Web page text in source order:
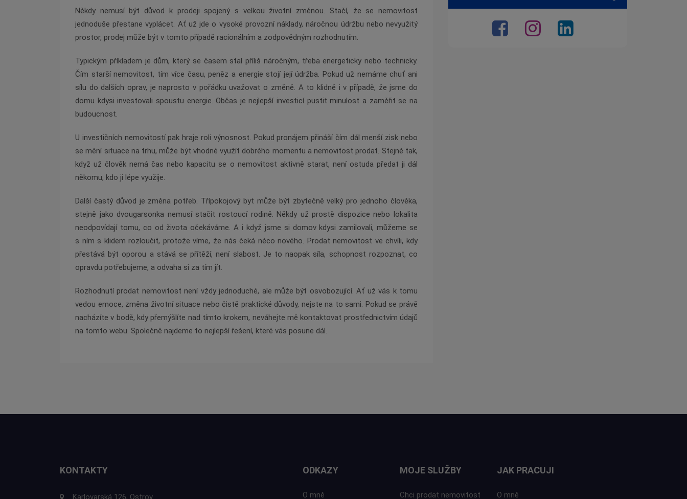
Někdy nemusí být důvod k prodeji spojený s velkou životní změnou. Stačí, že se nemovitost
jednoduše přestane vyplácet. Ať už jde o vysoké provozní náklady, náročnou údržbu nebo nevyužitý
prostor, prodej může být v tomto případě racionálním a zodpovědným rozhodnutím.
Typickým příkladem je dům, který se časem stal příliš náročným, třeba energeticky nebo technicky.
Čím starší nemovitost, tím více času, peněz a energie stojí její údržba. Pokud už nemáme chuť ani
sílu do dalších oprav, je naprosto v pořádku uvažovat o změně. A to klidně i v případě, že jsme do
domu kdysi investovali spoustu energie. Občas je nejlepší investicí pustit minulost a zaměřit se na
budoucnost.
U investičních nemovitostí pak hraje roli výnosnost. Pokud pronájem přináší čím dál menší zisk nebo
se mění situace na trhu, může být vhodné využít dobrého momentu a nemovitost prodat. Stejně tak,
když už člověk nemá čas nebo kapacitu se o nemovitost aktivně starat, není ostuda předat ji dál
někomu, kdo ji lépe využije.
Další častý důvod je změna potřeb. Třípokojový byt může být zbytečně velký pro jednoho člověka,
stejně jako dvougarsonka nemusí stačit rostoucí rodině. Někdy už prostě dispozice nebo lokalita
neodpovídají tomu, co od života očekáváme. A i když jsme si domov kdysi zamilovali, můžeme se
s ním s klidem rozloučit, protože víme, že nás čeká něco nového. Prodat nemovitost ve chvíli, kdy
přestává být oporou a stává se přítěží, není slabost. Je to naopak síla, schopnost rozpoznat, co
opravdu potřebujeme, a odvaha si za tím jít.
Rozhodnutí prodat nemovitost není vždy jednoduché, ale může být osvobozující. Ať už vás k tomu
vedou emoce, změna životní situace nebo čistě praktické důvody, nejste na to sami. Pokud se právě
nacházíte v bodě, kdy přemýšlíte nad tímto krokem, neváhejte mě kontaktovat prostřednictvím údajů
na tomto webu. Společně najdeme to nejlepší řešení, které vás posune dál.
KONTAKTY ODKAZY
O mně
MOJE SLUŽBY
Chci prodat nemovitost
JAK PRACUJI
O mně